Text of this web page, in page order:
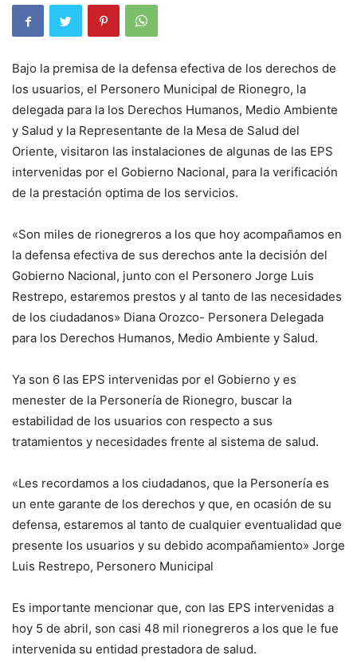
Bajo la premisa de la defensa efectiva de los derechos de
los usuarios, el Personero Municipal de Rionegro, la
delegada para la los Derechos Humanos, Medio Ambiente
y Salud y la Representante de la Mesa de Salud del
Oriente, visitaron las instalaciones de algunas de las EPS
intervenidas por el Gobierno Nacional, para la verificación
de la prestación optima de los servicios.
«Son miles de rionegreros a los que hoy acompañamos en
la defensa efectiva de sus derechos ante la decisión del
Gobierno Nacional, junto con el Personero Jorge Luis
Restrepo, estaremos prestos y al tanto de las necesidades
de los ciudadanos» Diana Orozco- Personera Delegada
para los Derechos Humanos, Medio Ambiente y Salud.
Ya son 6 las EPS intervenidas por el Gobierno y es
menester de la Personería de Rionegro, buscar la
estabilidad de los usuarios con respecto a sus
tratamientos y necesidades frente al sistema de salud.
«Les recordamos a los ciudadanos, que la Personería es
un ente garante de los derechos y que, en ocasión de su
defensa, estaremos al tanto de cualquier eventualidad que
presente los usuarios y su debido acompañamiento» Jorge
Luis Restrepo, Personero Municipal
Es importante mencionar que, con las EPS intervenidas a
hoy 5 de abril, son casi 48 mil rionegreros a los que le fue
intervenida su entidad prestadora de salud.